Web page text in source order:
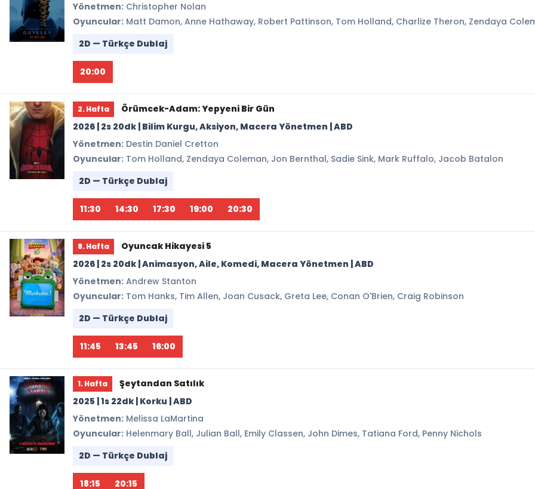
Yönetmen: Christopher Nolan
Oyuncular: Matt Damon, Anne Hathaway, Robert Pattinson, Tom Holland, Charlize Theron, Zendaya
2D — Türkçe Dublaj
20:00
2. Hafta
Örümcek-Adam: Yepyeni Bir Gün
2026 | 2s 20dk | Bilim Kurgu, Aksiyon, Macera Yönetmen | ABD
Yönetmen: Destin Daniel Cretton
Oyuncular: Tom Holland, Zendaya Coleman, Jon Bernthal, Sadie Sink, Mark Ruffalo, Jacob Batalon
2D — Türkçe Dublaj
11:30 14:30 17:30 19:00 20:30
8. Hafta
Oyuncak Hikayesi 5
2026 | 2s 20dk | Animasyon, Aile, Komedi, Macera Yönetmen | ABD
Yönetmen: Andrew Stanton
Oyuncular: Tom Hanks, Tim Allen, Joan Cusack, Greta Lee, Conan O'Brien, Craig Robinson
2D — Türkçe Dublaj
11:45 13:45 16:00
1. Hafta
Şeytandan Satılık
2025 | 1s 22dk | Korku | ABD
Yönetmen: Melissa LaMartina
Oyuncular: Helenmary Ball, Julian Ball, Emily Classen, John Dimes, Tatiana Ford, Penny Nichols
2D — Türkçe Dublaj
18:15 20:15